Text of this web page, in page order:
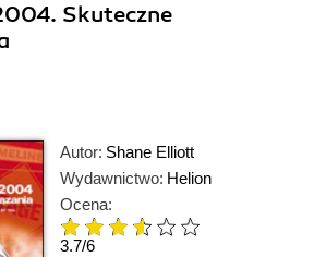
Skuteczne
Autor: Shane Elliott
Wydawnictwo: Helion
Ocena:
3.7/6